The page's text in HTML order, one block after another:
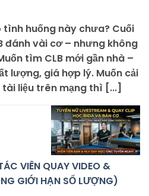
huống này chưa? Cuối
đánh vài cơ – nhưng không
tìm CLB mới gần nhà –
lượng, giá hợp lý. Muốn cải
liệu trên mạng thì [...]
VIÊN QUAY VIDEO &
GIỚI HẠN SỐ LƯỢNG)